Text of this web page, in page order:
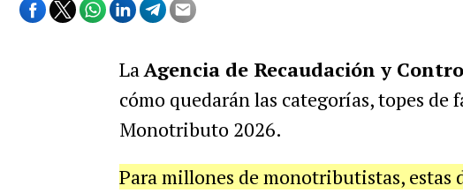
LaAgencia de Recaudación y
cómo quedarán las categorías, topes
Monotributo 2026.
Para millones de monotributistas, estas